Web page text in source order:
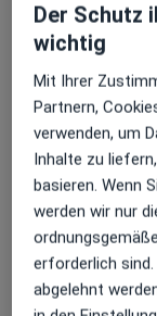
Meine Praxis
Unsere Praxis
Team aus
Bedürfnisse
bieten ein
Behandlungen
speziellen
Behandlung
Unsere Praxis
mehrÜber mich
Hauptsächlich
Der Schutz
wichtig
Mit Ihrer
Partnern,
verwenden, um
Inhalte zu
basieren. Wenn
werden wir nur
erforderlich
abgelehnt